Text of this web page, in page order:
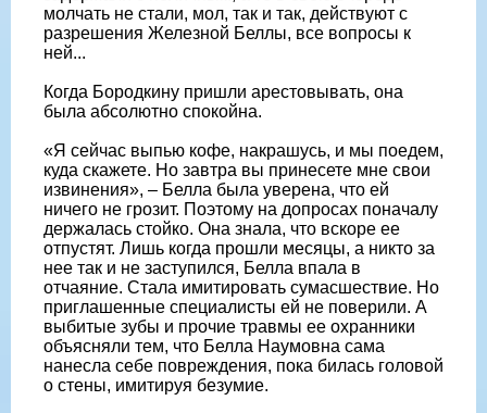
молчать не стали, мол, так и так, действуют с
разрешения Железной Беллы, все вопросы к
ней...
Когда Бородкину пришли арестовывать, она
была абсолютно спокойна.
«Я сейчас выпью кофе, накрашусь, и мы поедем,
куда скажете. Но завтра вы принесете мне свои
извинения», – Белла была уверена, что ей
ничего не грозит. Поэтому на допросах поначалу
держалась стойко. Она знала, что вскоре ее
отпустят. Лишь когда прошли месяцы, а никто за
нее так и не заступился, Белла впала в
отчаяние. Стала имитировать сумасшествие. Но
приглашенные специалисты ей не поверили. А
выбитые зубы и прочие травмы ее охранники
объясняли тем, что Белла Наумовна сама
нанесла себе повреждения, пока билась головой
о стены, имитируя безумие.